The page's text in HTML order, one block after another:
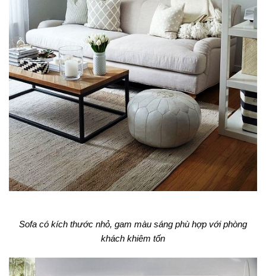
Sofa có kích thước nhỏ, gam màu sáng phù hợp với phòng
khách khiêm tốn